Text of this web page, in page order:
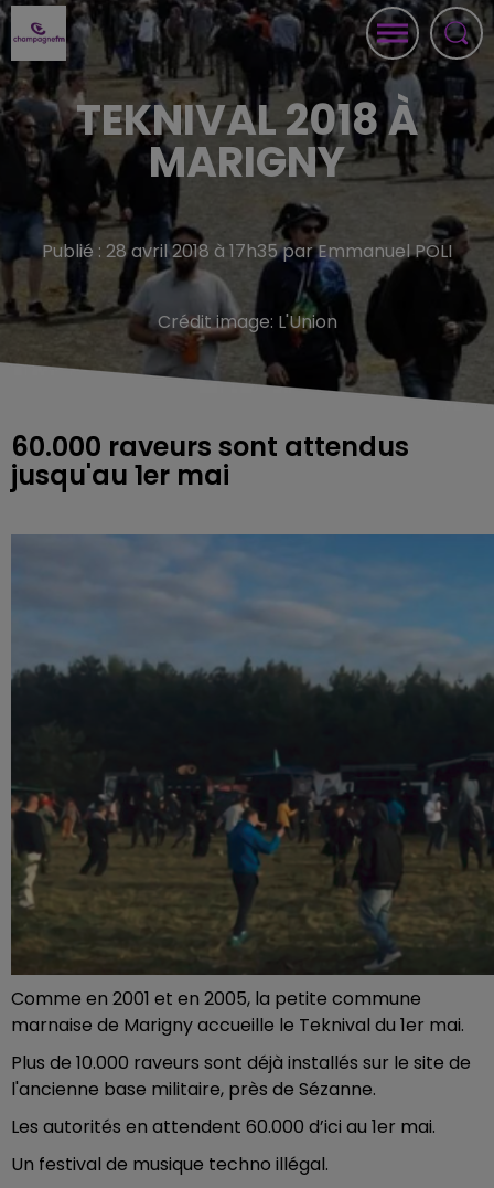
TEKNIVAL 2018 À
MARIGNY
Publié : 28 avril 2018 à 17h35 par Emmanuel POLI
Crédit image: L'Union
60.000 raveurs sont attendus
jusqu'au 1er mai
Comme en 2001 et en 2005, la petite commune
marnaise de Marigny accueille le Teknival du 1er mai.
Plus de 10.000 raveurs sont déjà installés sur le site de
l'ancienne base militaire, près de Sézanne.
Les autorités en attendent 60.000 d’ici au 1er mai.
Un festival de musique techno illégal.